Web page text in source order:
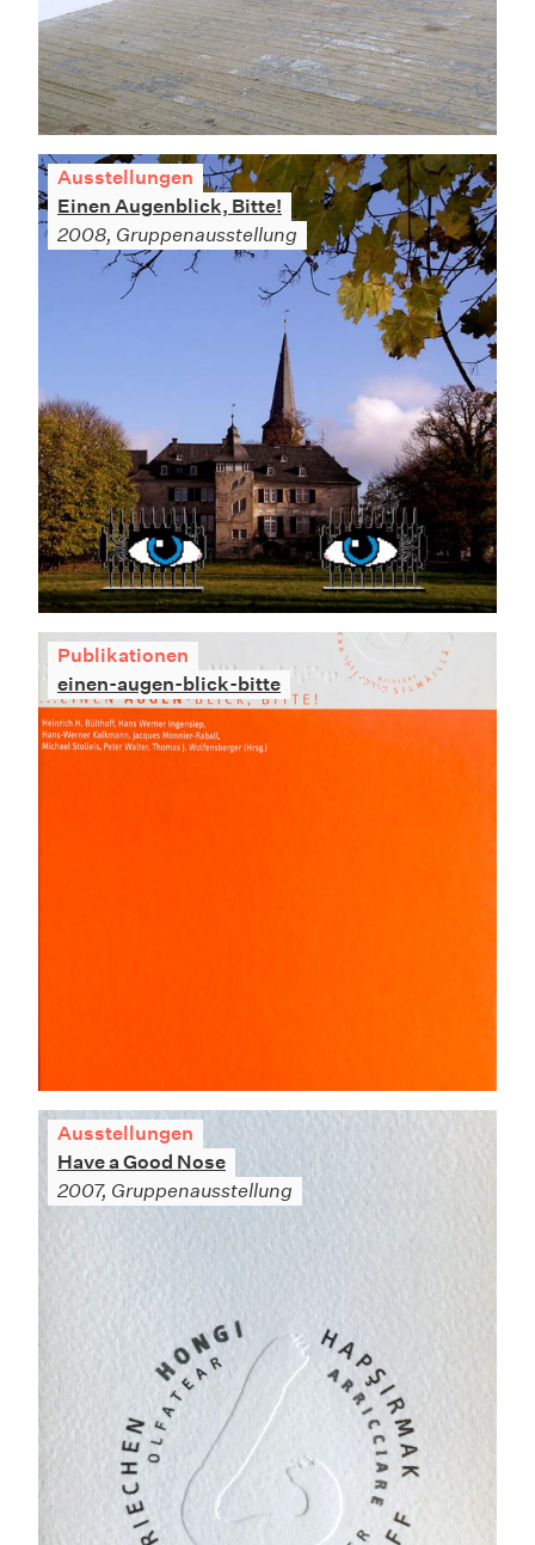
Ausstellungen
Einen Augenblick, Bitte!
2008, Gruppenausstellung
Publikationen
einen-augen-blick-bitte
Ausstellungen
Have a Good Nose
2007, Gruppenausstellung